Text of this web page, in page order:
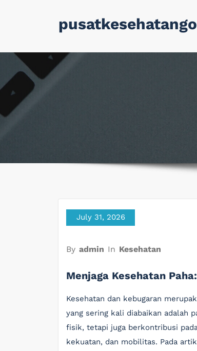
July 31, 2026
By admin In Kesehatan
Menjaga Kesehatan
Kesehatan dan kebugaran
yang sering kali diabaikan adalah
fisik, tetapi juga berkontribusi
kekuatan, dan mobilitas. Pada